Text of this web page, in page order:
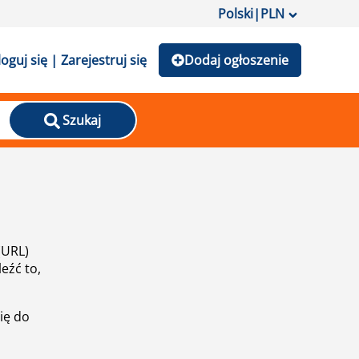
Polski|PLN
się | Zarejestruj się Dodaj ogłoszenie
Szukaj
to,
do